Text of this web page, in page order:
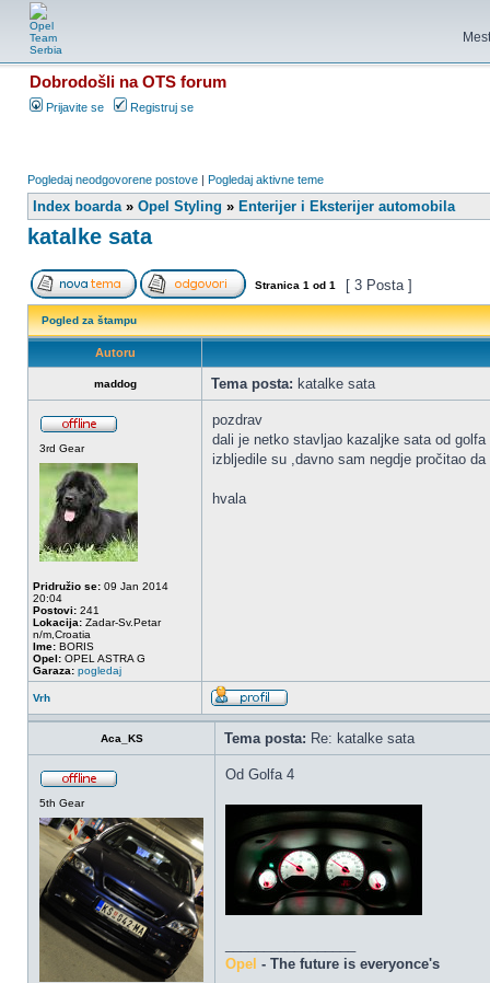
Dobrodošli na OTS forum
Prijavite se Registruj se
Pogledaj neodgovorene postove | Pogledaj aktivne teme
Index boarda» Opel Styling » Enterijer i Eksterijer automobila
katalke sata
Stranica 1 od 1 [ 3 Posta ]
Pogled za štampu
Autoru
maddog Tema posta: katalke sata
3rd Gear
Pridružio se: 09 Jan 2014
20:04
Postovi: 241
Lokacija: Zadar-Sv.Petar
n/m,Croatia
Ime: BORIS
Opel: OPEL ASTRA G
Garaza: pogledaj
pozdrav
dali je netko stavljao kazaljke sata od
izbljedile su ,davno sam negdje pročitao
hvala
Vrh
Aca_KS Tema posta: Re: katalke sata
5th Gear
Od Golfa 4
Opel - The future is everyonce's